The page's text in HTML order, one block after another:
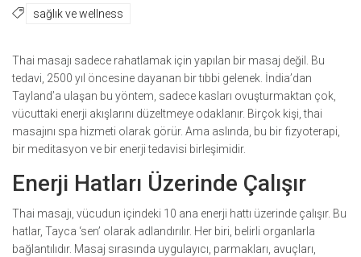
sağlık ve wellness
Thai masajı sadece rahatlamak için yapılan bir masaj değil. Bu
tedavi, 2500 yıl öncesine dayanan bir tıbbi gelenek. İndia’dan
Tayland’a ulaşan bu yöntem, sadece kasları ovuşturmaktan çok,
vücuttaki enerji akışlarını düzeltmeye odaklanır. Birçok kişi, thai
masajını spa hizmeti olarak görür. Ama aslında, bu bir fizyoterapi,
bir meditasyon ve bir enerji tedavisi birleşimidir.
Enerji Hatları Üzerinde Çalışır
Thai masajı, vücudun içindeki 10 ana enerji hattı üzerinde çalışır. Bu
hatlar, Tayca ‘sen’ olarak adlandırılır. Her biri, belirli organlarla
bağlantılıdır. Masaj sırasında uygulayıcı, parmakları, avuçları,